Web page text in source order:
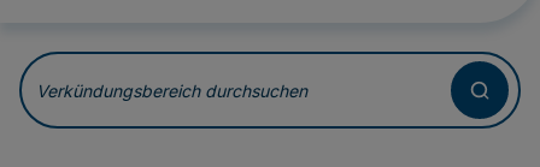
Verkündungsbereich durchsuchen